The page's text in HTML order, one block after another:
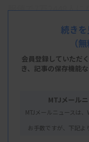
報値で7万2448人に
集計法となった18
て。昨年までの最
年は大幅に上回って
今年8月25～31日
だ、24年は1年間の
然として高い水準
患者が急増し、7月
続き
（
会員登録していただ
き、 記事の保存機能
MTJメール
MTJメールニュースは
お手数ですが、下記よ